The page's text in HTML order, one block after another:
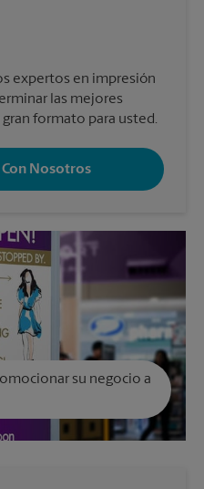
expertos en impresión
las mejores
formato para usted.
Nosotros
su negocio a